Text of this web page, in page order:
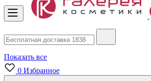
Показать все
0 Избранное